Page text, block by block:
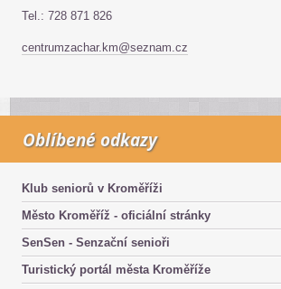
Tel.: 728 871 826
centrumzachar.km@seznam.cz
Oblíbené odkazy
Klub seniorů v Kroměříži
Město Kroměříž - oficiální stránky
SenSen - Senzační senioři
Turistický portál města Kroměříže